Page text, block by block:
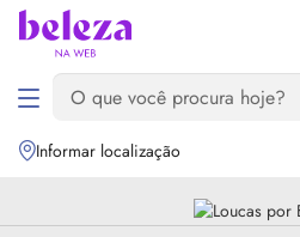
Informar localização